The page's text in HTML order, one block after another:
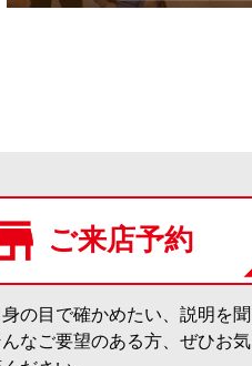
ご来店予約
の目で確かめたい、説明を聞
なご要望のある方、ぜひお気